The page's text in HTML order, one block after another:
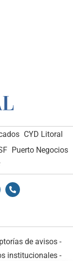
CYD Litoral
Puerto Negocios
de avisos -
institucionales-